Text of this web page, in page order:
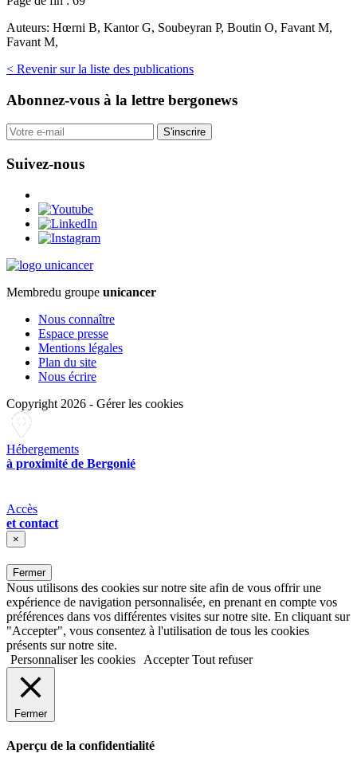
Auteurs: Hœrni B, Kantor G, Soubeyran P, Boutin O, Favant M,
Favant M,
< Revenir sur la liste des publications
Abonnez-vous à la lettre bergonews
S'inscrire
Suivez-nous
Membredu groupe unicancer
Nous connaître
Espace presse
Mentions légales
Plan du site
Nous écrire
Copyright 2026 - Gérer les cookies
Hébergements
à proximité de Bergonié
Accès
et contact
×
Fermer
Nous utilisons des cookies sur notre site afin de vous offrir une
expérience de navigation personnalisée, en prenant en compte vos
préférences dans vos différentes visites sur notre site. En cliquant sur
"Accepter", vous consentez à l'utilisation de tous les cookies
présents sur notre site.
Personnaliser les cookies
Accepter Tout refuser
Fermer
Aperçu de la confidentialité